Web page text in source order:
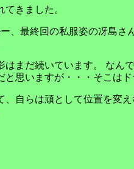
てきました。
、最終回の私服姿の冴島
はまだ続いています。 なん
思いますが・・・そこは
自らは頑として位置を変